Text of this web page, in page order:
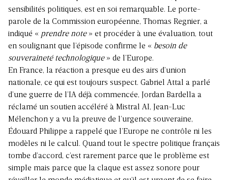
sensibilités politiques, est en soi remarquable. Le porte-
parole de la Commission européenne, Thomas Regnier, a
indiqué « prendre note» et procéder à une évaluation, tout
en soulignant que l’épisode confirme le « besoin de
souveraineté technologique» de l’Europe.
En France, la réaction a presque eu des airs d’union
nationale, ce qui est toujours suspect. Gabriel Attal a parlé
d’une guerre de l’IA déjà commencée, Jordan Bardella a
réclamé un soutien accéléré à Mistral AI, Jean-Luc
Mélenchon y a vu la preuve de l’urgence souveraine,
Édouard Philippe a rappelé que l’Europe ne contrôle ni les
modèles ni le calcul. Quand tout le spectre politique français
tombe d’accord, c’est rarement parce que le problème est
simple mais parce que la claque est assez sonore pour